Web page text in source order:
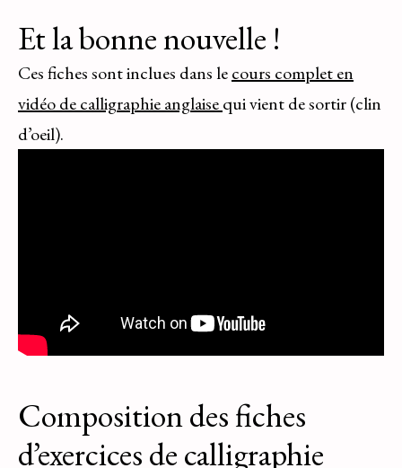
Et la bonne nouvelle !
Ces fiches sont inclues dans lecours complet en
vidéo de calligraphie anglaisequi vient de sortir (clin
d’oeil).
Composition des fiches
d’exercices de calligraphie